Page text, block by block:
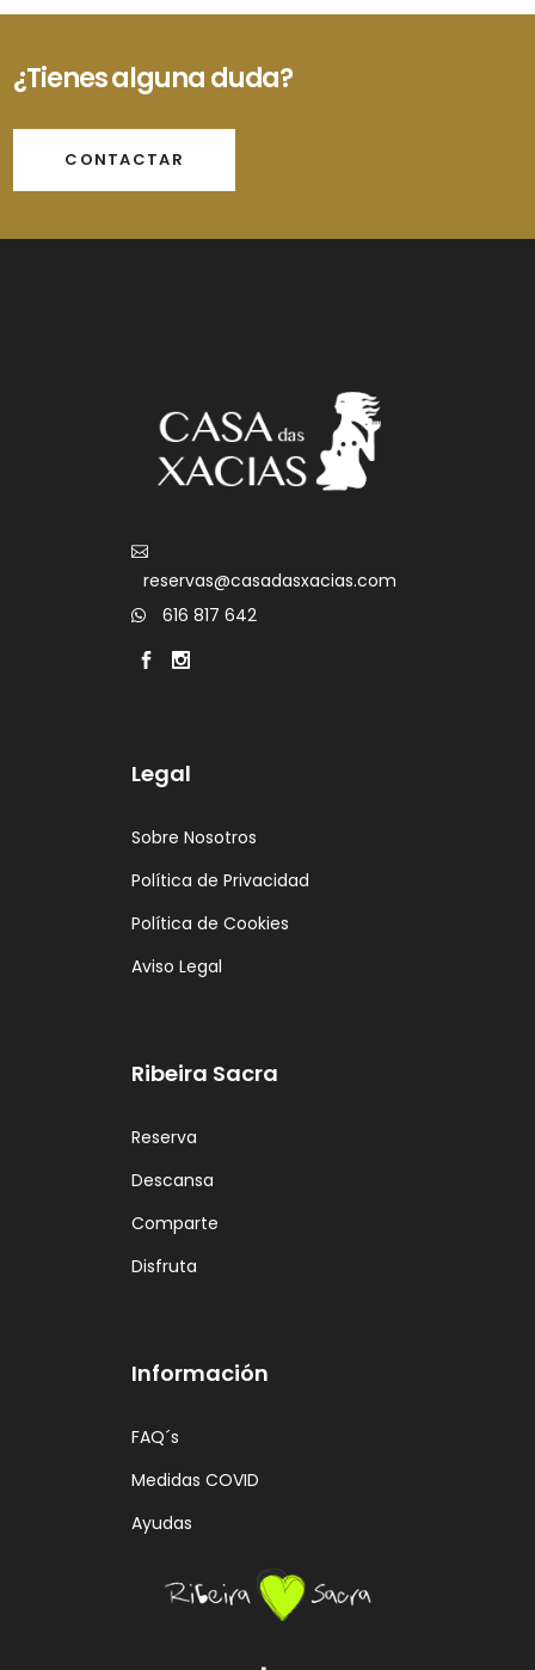
¿Tienes alguna duda?
CONTACTAR
reservas@casadasxacias.com
616 817 642
Legal
Sobre Nosotros
Política de Privacidad
Política de Cookies
Aviso Legal
Ribeira Sacra
Reserva
Descansa
Comparte
Disfruta
Información
FAQ´s
Medidas COVID
Ayudas